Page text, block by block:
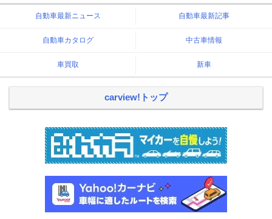
自動車最新ニュース 自動車最新記事
自動車カタログ 中古車情報
車買取 新車
carview!トップ